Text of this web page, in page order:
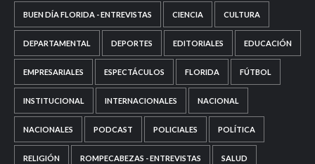
BUEN DÍA FLORIDA - ENTREVISTAS CIENCIA CULTURA
DEPARTAMENTAL DEPORTES EDITORIALES EDUCACIÓN
EMPRESARIALES ESPECTÁCULOS FLORIDA FÚTBOL
INSTITUCIONAL INTERNACIONALES NACIONAL
NACIONALES PODCAST POLICIALES POLÍTICA
RELIGIÓN ROMPECABEZAS - ENTREVISTAS SALUD